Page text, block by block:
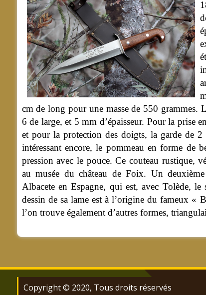
cm de long pour une masse de 550 grammes.
6 de large, et 5 mm d’épaisseur. Pour la prise
et pour la protection des doigts, la garde de
intéressant encore, le pommeau en forme de
pression avec le pouce. Ce couteau rustique,
au musée du château de Foix. Un
Albacete en Espagne, qui est, avec Tolède,
dessin de sa lame est à l’origine du fameux «
l’on trouve également d’autres formes,
Copyright © 2020, Tous droits réservés